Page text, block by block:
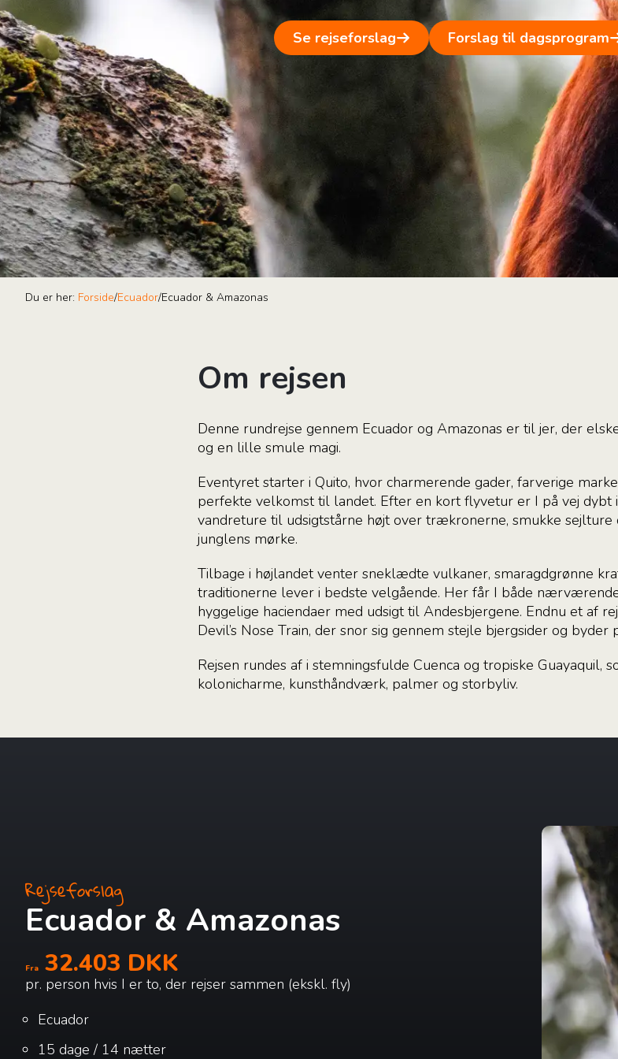
Se rejseforslag Forslag til dagsprogram
Du er her: Forside/Ecuador/Ecuador & Amazonas
Om rejsen
Denne rundrejse gennem Ecuador og Amazonas er til jer, der
og en lille smule magi.
Eventyret starter i Quito, hvor charmerende gader, farverige
perfekte velkomst til landet. Efter en kort flyvetur er I på vej dybt
vandreture til udsigtstårne højt over trækronerne, smukke
junglens mørke.
Tilbage i højlandet venter sneklædte vulkaner, smaragdgrønne
traditionerne lever i bedste velgående. Her får I både
hyggelige haciendaer med udsigt til Andesbjergene. Endnu et af
Devil’s Nose Train, der snor sig gennem stejle bjergsider og byder
Rejsen rundes af i stemningsfulde Cuenca og tropiske Guayaquil,
kolonicharme, kunsthåndværk, palmer og storbyliv.
Rejseforslag
Ecuador & Amazonas
Fra 32.403 DKK
pr. person hvis I er to, der rejser sammen (ekskl. fly)
Ecuador
15 dage / 14 nætter